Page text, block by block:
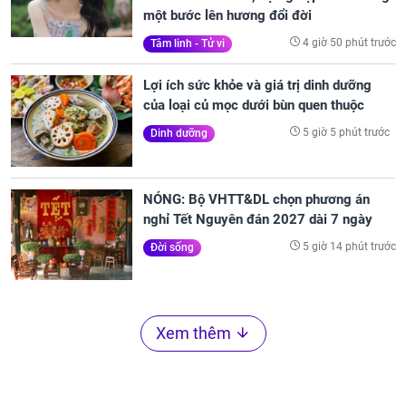
một bước lên hương đổi đời
Tâm linh - Tử vi 4 giờ 50 phút trước
Lợi ích sức khỏe và giá trị dinh dưỡng
của loại củ mọc dưới bùn quen thuộc
Dinh dưỡng 5 giờ 5 phút trước
NÓNG: Bộ VHTT&DL chọn phương án
nghỉ Tết Nguyên đán 2027 dài 7 ngày
Đời sống 5 giờ 14 phút trước
Xem thêm